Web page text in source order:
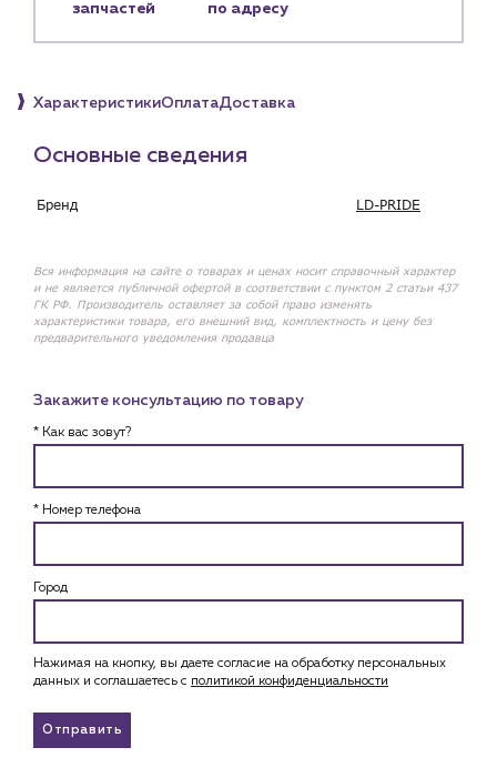
sales@profpotok.ru
запчастей
по адресу
ХарактеристикиОплатаДоставка
Основные сведения
Бренд LD-PRIDE
Вся информация на сайте о товарах и ценах носит справочный характер
и не является публичной офертой в соответствии с пунктом 2 статьи 437
ГК РФ. Производитель оставляет за собой право изменять
характеристики товара, его внешний вид, комплектность и цену без
предварительного уведомления продавца
Закажите консультацию по товару
* Как вас зовут?
* Номер телефона
Город
Нажимая на кнопку, вы даете согласие на обработку персональных
данных и соглашаетесь c политикой конфиденциальности
Отправить